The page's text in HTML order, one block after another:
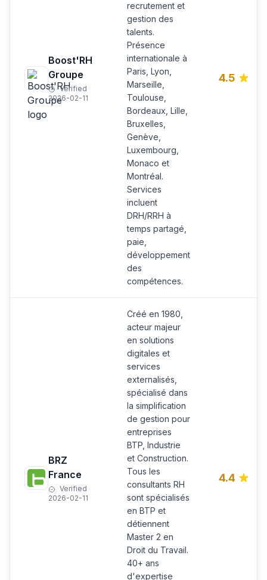
Boost'RH
Groupe
Verified
2026-02-11
recrutement et
gestion des
talents.
Présence
internationale à
Paris, Lyon,
Marseille,
Toulouse,
Bordeaux, Lille,
Bruxelles,
Genève,
Luxembourg,
Monaco et
Montréal.
Services
incluent
DRH/RRH à
temps partagé,
paie,
développement
des
compétences.
4.5
BRZ
France
Verified
2026-02-11
Créé en 1980,
acteur majeur
en solutions
digitales et
services
externalisés,
spécialisé dans
la simplification
de gestion pour
entreprises
BTP, Industrie
et Construction.
Tous les
consultants RH
sont spécialisés
en BTP et
détiennent
Master 2 en
Droit du Travail.
40+ ans
d'expertise
4.4